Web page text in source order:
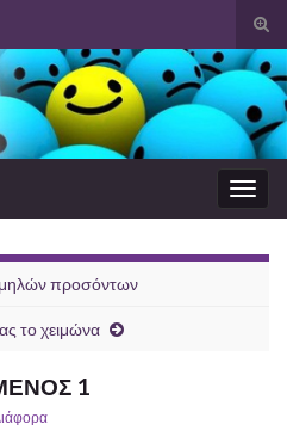
προσόντων
το χειμώνα
1